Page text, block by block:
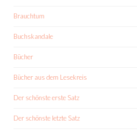
Brauchtum
Buchskandale
Bücher
Bücher aus dem Lesekreis
Der schönste erste Satz
Der schönste letzte Satz